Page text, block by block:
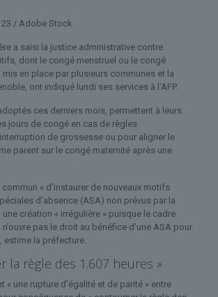
/ Adobe Stock
a saisi la justice administrative contre
dont le congé menstruel ou le congé
mis en place par plusieurs communes et la
ont indiqué lundi ses services à l’AFP.
ces derniers mois, permettent à leurs
jours de congé en cas de règles
de grossesse ou pour aligner le
parent sur le congé maternité après une
« d’instaurer de nouveaux motifs
d’absence (ASA) non prévus par la
création « irrégulière » puisque le cadre
n’ouvre pas le droit au bénéfice d’une ASA pour
estime la préfecture.
la règle des 1.607 heures »
« une rupture d’égalité et de parité » entre